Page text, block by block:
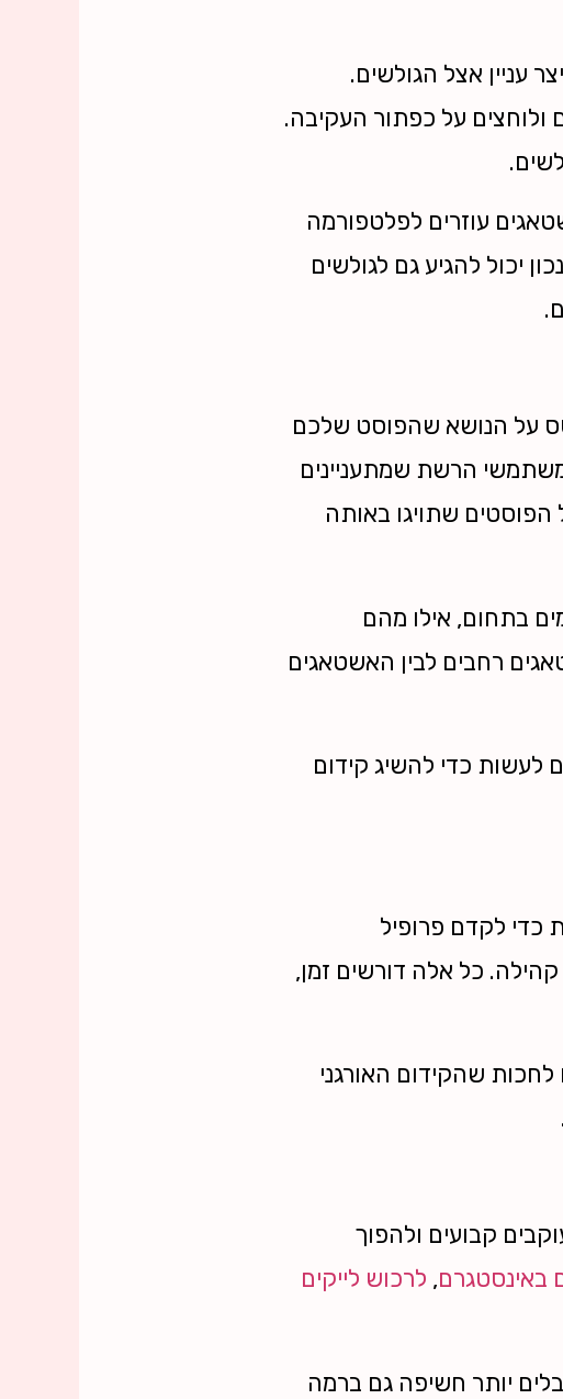
עניין אצל הגולשים.
ולוחצים על כפתור העקיבה.
עוזרים לפלטפורמה
יכול להגיע גם לגולשים
על הנושא שהפוסט שלכם
הרשת שמתעניינים
הפוסטים שתויגו באותה
בתחום, אילו מהם
רחבים לבין האשטאגים
כדי להשיג קידום
כדי לקדם פרופיל
קהילה. כל אלה דורשים זמן,
שהקידום האורגני
קבועים ולהפוך
באינסטגרם, לרכוש לייקים
יותר חשיפה גם ברמה